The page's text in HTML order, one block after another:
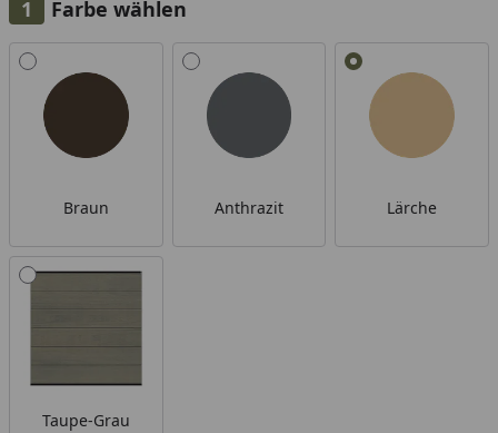
Farbe wählen
Alle anzeigen (4)
Braun Anthrazit Lärche
Taupe-Grau